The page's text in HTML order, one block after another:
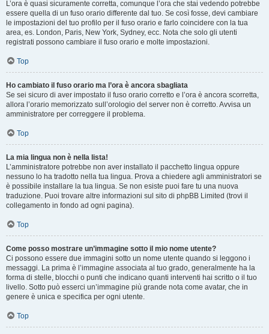
L’ora è quasi sicuramente corretta, comunque l’ora che stai vedendo potrebbe
essere quella di un fuso orario differente dal tuo. Se così fosse, devi cambiare
le impostazioni del tuo profilo per il fuso orario e farlo coincidere con la tua
area, es. London, Paris, New York, Sydney, ecc. Nota che solo gli utenti
registrati possono cambiare il fuso orario e molte impostazioni.
Top
Ho cambiato il fuso orario ma l’ora è ancora sbagliata
Se sei sicuro di aver impostato il fuso orario corretto e l’ora è ancora scorretta,
allora l’orario memorizzato sull’orologio del server non è corretto. Avvisa un
amministratore per correggere il problema.
Top
La mia lingua non è nella lista!
L’amministratore potrebbe non aver installato il pacchetto lingua oppure
nessuno lo ha tradotto nella tua lingua. Prova a chiedere agli amministratori se
è possibile installare la tua lingua. Se non esiste puoi fare tu una nuova
traduzione. Puoi trovare altre informazioni sul sito di phpBB Limited (trovi il
collegamento in fondo ad ogni pagina).
Top
Come posso mostrare un’immagine sotto il mio nome utente?
Ci possono essere due immagini sotto un nome utente quando si leggono i
messaggi. La prima è l’immagine associata al tuo grado, generalmente ha la
forma di stelle, blocchi o punti che indicano quanti interventi hai scritto o il tuo
livello. Sotto può esserci un’immagine più grande nota come avatar, che in
genere è unica e specifica per ogni utente.
Top